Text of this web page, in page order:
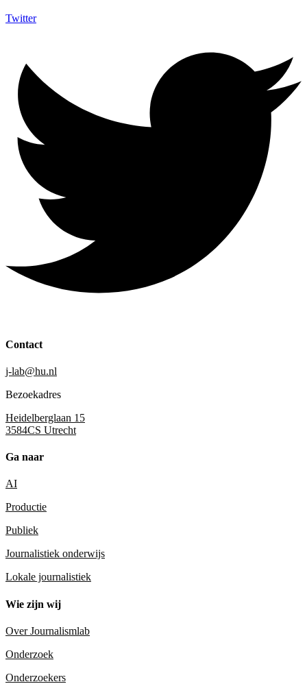
Twitter
Contact
j-lab@hu.nl
Bezoekadres
Heidelberglaan 15
3584CS Utrecht
Ga naar
AI
Productie
Publiek
Journalistiek onderwijs
Lokale journalistiek
Wie zijn wij
Over Journalismlab
Onderzoek
Onderzoekers